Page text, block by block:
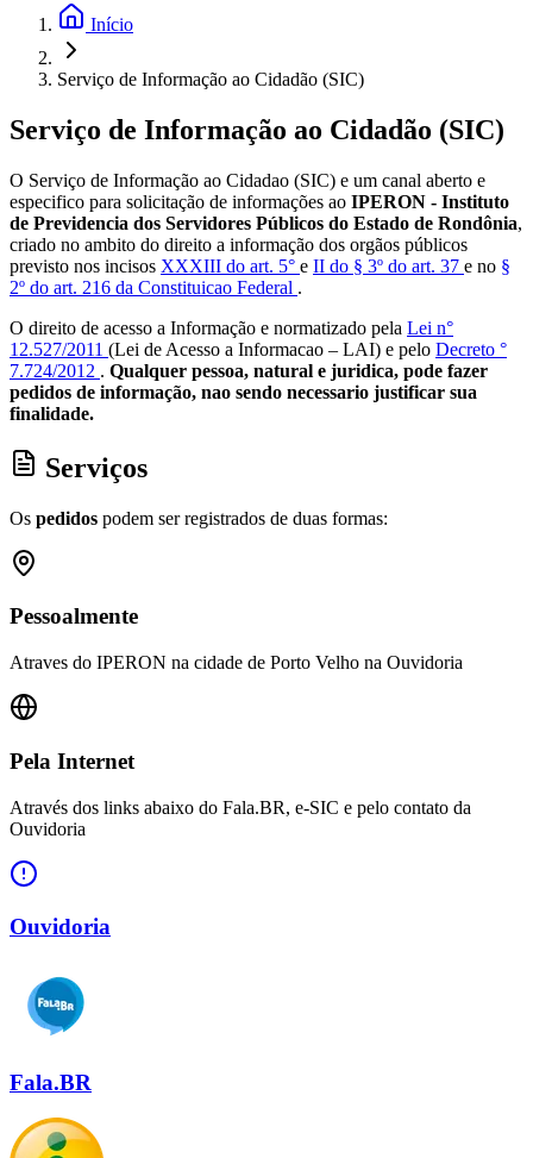
Início
Serviço de Informação ao Cidadão (SIC)
Serviço de Informação ao Cidadão (SIC)
O Serviço de Informação ao Cidadao (SIC) e um canal aberto e
especifico para solicitação de informações ao IPERON - Instituto
de Previdencia dos Servidores Públicos do Estado de Rondônia,
criado no ambito do direito a informação dos orgãos públicos
previsto nos incisos XXXIII do art. 5° e II do § 3º do art. 37 e no §
2º do art. 216 da Constituicao Federal .
O direito de acesso a Informação e normatizado pela Lei n°
12.527/2011 (Lei de Acesso a Informacao – LAI) e pelo Decreto °
7.724/2012 . Qualquer pessoa, natural e juridica, pode fazer
pedidos de informação, nao sendo necessario justificar sua
finalidade.
Serviços
Os pedidos podem ser registrados de duas formas:
Pessoalmente
Atraves do IPERON na cidade de Porto Velho na Ouvidoria
Pela Internet
Através dos links abaixo do Fala.BR, e-SIC e pelo contato da
Ouvidoria
Ouvidoria
Fala.BR